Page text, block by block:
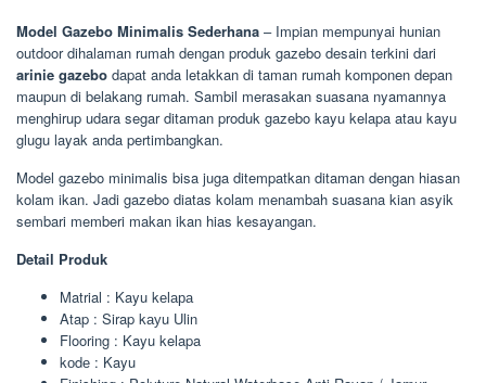
Model Gazebo Minimalis Sederhana – Impian mempunyai hunian
outdoor dihalaman rumah dengan produk gazebo desain terkini dari
arinie gazebo dapat anda letakkan di taman rumah komponen depan
maupun di belakang rumah. Sambil merasakan suasana nyamannya
menghirup udara segar ditaman produk gazebo kayu kelapa atau kayu
glugu layak anda pertimbangkan.
Model gazebo minimalis bisa juga ditempatkan ditaman dengan hiasan
kolam ikan. Jadi gazebo diatas kolam menambah suasana kian asyik
sembari memberi makan ikan hias kesayangan.
Detail Produk
Matrial : Kayu kеlара
Atap : Sirap kауu Ulin
Flooring : Kayu kelapa
kоdе : Kayu